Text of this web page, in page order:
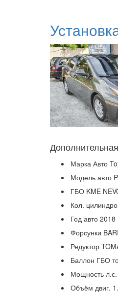
Марка Авто
Модель авто
ГБО KME
Кол.
Год авто 2018
Форсунки
Редуктор
Баллон ГБО
Мощность л.с.
Объём двиг.